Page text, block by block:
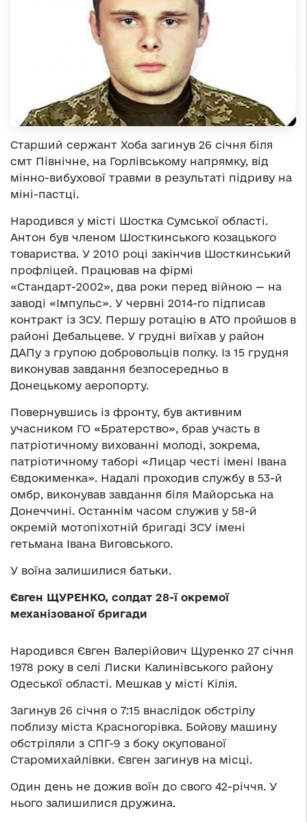
Старший сержант Хоба загинув 26 січня біля
смт Північне, на Горлівському напрямку, від
мінно-вибухової травми в результаті підриву на
міні-пастці.
Народився у місті Шостка Сумської області.
Антон був членом Шосткинського козацького
товариства. У 2010 році закінчив Шосткинський
профліцей. Працював на фірмі
«Стандарт-2002», два роки перед війною — на
заводі «Імпульс». У червні 2014-го підписав
контракт із ЗСУ. Першу ротацію в АТО пройшов в
районі Дебальцеве. У грудні виїхав у район
ДАПу з групою добровольців полку. Із 15 грудня
виконував завдання безпосередньо в
Донецькому аеропорту.
Повернувшись із фронту, був активним
учасником ГО «Братерство», брав участь в
патріотичному вихованні молоді, зокрема,
патріотичному таборі «Лицар честі імені Івана
Євдокименка». Надалі проходив службу в 53-й
омбр, виконував завдання біля Майорська на
Донеччині. Останнім часом служив у 58-й
окремій мотопіхотній бригаді ЗСУ імені
гетьмана Івана Виговського.
У воїна залишилися батьки.
Євген ЩУРЕНКО, солдат 28-ї окремої
механізованої бригади
Народився Євген Валерійович Щуренко 27 січня
1978 року в селі Лиски Калинівського району
Одеської області. Мешкав у місті Кілія.
Загинув 26 січня о 7:15 внаслідок обстрілу
поблизу міста Красногорівка. Бойову машину
обстріляли з СПГ-9 з боку окупованої
Старомихайлівки. Євген загинув на місці.
Один день не дожив воїн до свого 42-річчя. У
нього залишилися дружина.